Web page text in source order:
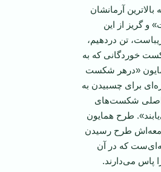
بالاترین آرمانشان
و گریز از این
تن دردهیم،
خوردگانی که به
«درهر شکست
برای چسبیدن به
اصلی شکست‌های
طرح همایون
طرح رسیدن
که در آن
پاس می‌دارند.